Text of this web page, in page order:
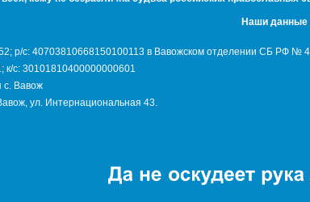
Наши данные
р/с: 40703810668150100113 в Вавожском отделении СБ РФ №
к/с: 30101810400000000601
с. Вавож
ул. Интернациональная 43.